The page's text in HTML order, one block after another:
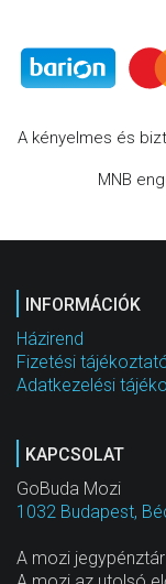
A kényelmes és
MNB
INFORMÁCIÓK
Házirend
Fizetési
Adatkezelési
KAPCSOLAT
GoBuda Mozi
1032 Budapest,
A mozi